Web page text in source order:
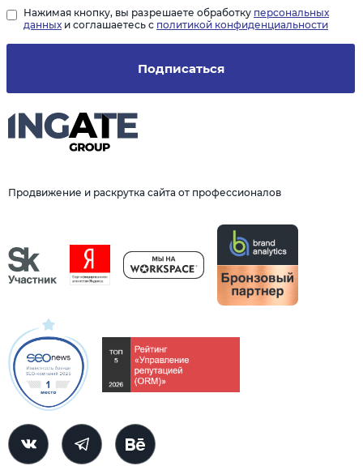
Продвижение и раскрутка сайта от профессионалов
Подписаться
Нажимая кнопку, вы разрешаете обработку персональных
данных и соглашаетесь с политикой конфиденциальности